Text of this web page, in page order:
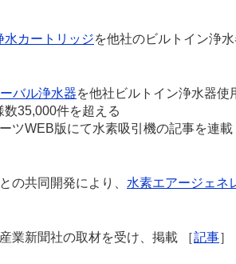
水カートリッジを他社のビルトイン浄
バル浄水器を他社ビルトイン浄水器使
数35,000件を超える
ツWEB版にて水素吸引機の記事を連載
の共同開発により、 水素エアージェ
業新聞社の取材を受け、掲載 ［記事］